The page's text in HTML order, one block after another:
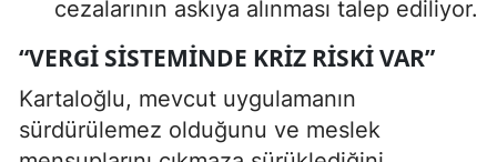
cezalarının askıya alınması talep ediliyor.
“VERGI SISTEMINDE KRIZ RISKI VAR”
Kartaloğlu, mevcut uygulamanın
sürdürülemez olduğunu ve meslek